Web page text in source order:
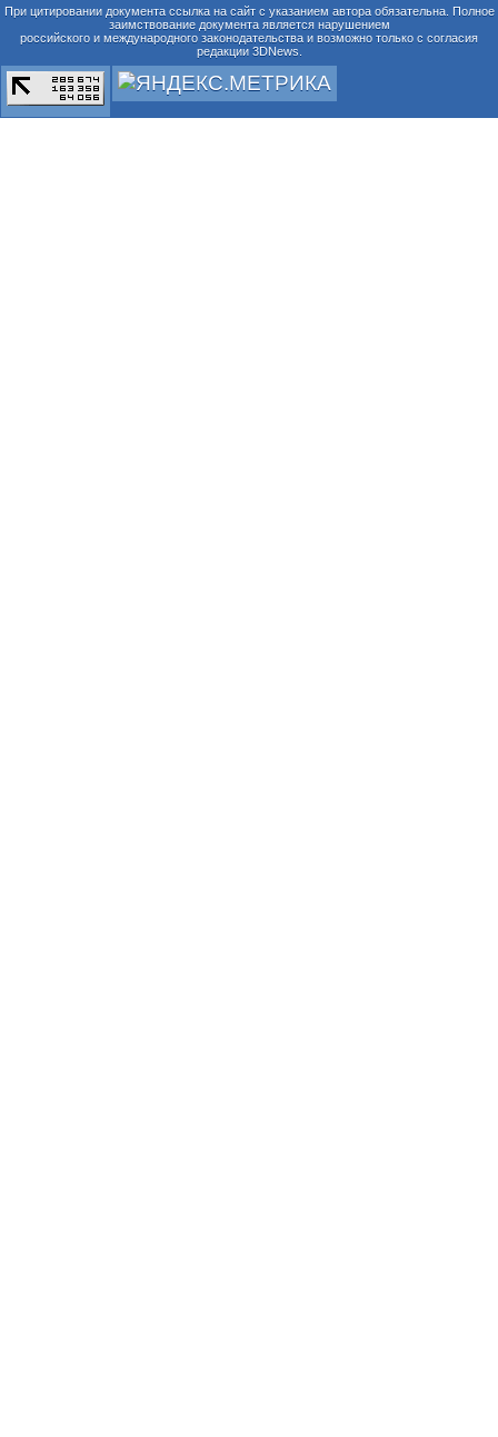
При цитировании документа ссылка на сайт с указанием автора обязательна. Полное
заимствование документа является нарушением
российского и международного законодательства и возможно только с согласия
редакции 3DNews.